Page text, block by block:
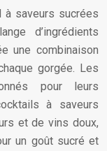
à saveurs sucrées
d’ingrédients
une combinaison
gorgée. Les
pour leurs
à saveurs
et de vins doux,
un goût sucré et